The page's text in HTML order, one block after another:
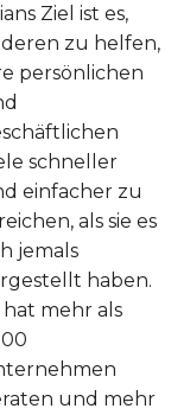
"Entwickle eine
Strategie, wie
du Probleme
"Lege einen
Maßstab für
fest!"
Ziel ist es,
zu helfen,
persönlichen
schneller
einfacher zu
als sie es
jemals
haben.
hat mehr als
und mehr